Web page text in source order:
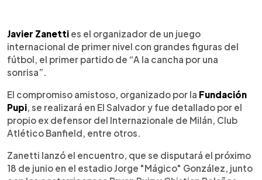
► Escuchar artículo
Javier Zanetti es el organizador de un juego
internacional de primer nivel con grandes figuras del
fútbol, el primer partido de “A la cancha por una
sonrisa”.
El compromiso amistoso, organizado por la Fundación
Pupi , se realizará en El Salvador y fue detallado por el
propio ex defensor del Internazionale de Milán, Club
Atlético Banfield, entre otros.
Zanetti lanzó el encuentro, que se disputará el próximo
18 de junio en el estadio Jorge "Mágico" González, junto